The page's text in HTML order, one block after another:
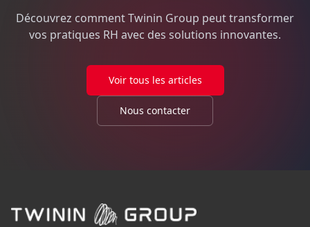
Découvrez comment Twinin Group peut transformer
vos pratiques RH avec des solutions innovantes.
Voir tous les articles
Nous contacter